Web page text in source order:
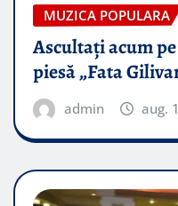
MUZICA POPULARA
Ascultați acum
piesă „Fata
admin aug.